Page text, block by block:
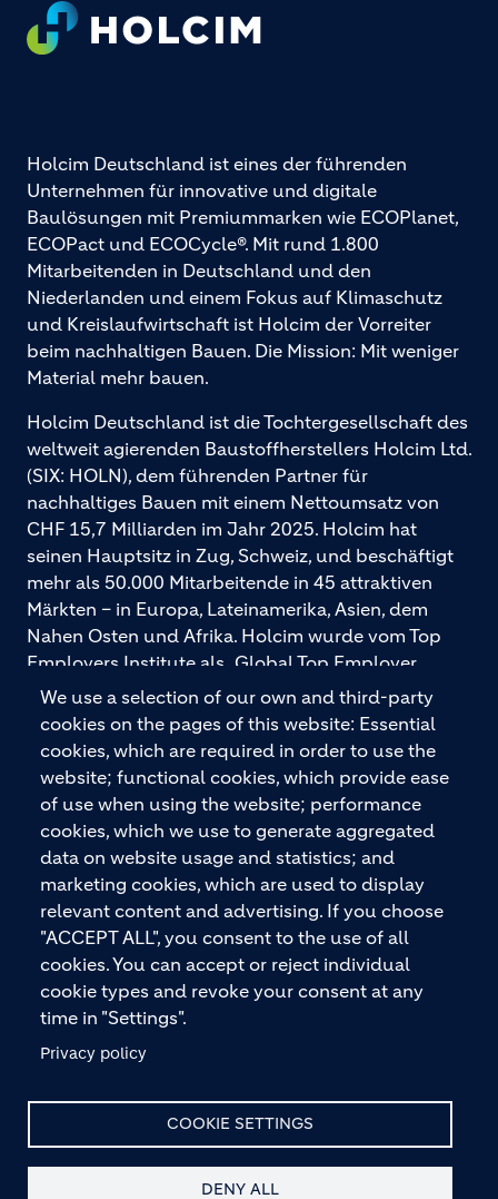
We use a selection of our own and third-party
cookies on the pages of this website: Essential
cookies, which are required in order to use the
website; functional cookies, which provide ease
of use when using the website; performance
cookies, which we use to generate aggregated
data on website usage and statistics; and
marketing cookies, which are used to display
relevant content and advertising. If you choose
"ACCEPT ALL", you consent to the use of all
cookies. You can accept or reject individual
cookie types and revoke your consent at any
time in "Settings".
Privacy policy
COOKIE SETTINGS
DENY ALL
Footer
Holcim Deutschland ist eines der führenden
Unternehmen für innovative und digitale
Baulösungen mit Premiummarken wie ECOPlanet,
ECOPact und ECOCycle®. Mit rund 1.800
Mitarbeitenden in Deutschland und den
Niederlanden und einem Fokus auf Klimaschutz
und Kreislaufwirtschaft ist Holcim der Vorreiter
beim nachhaltigen Bauen. Die Mission: Mit weniger
Material mehr bauen.
Holcim Deutschland ist die Tochtergesellschaft des
weltweit agierenden Baustoffherstellers Holcim Ltd.
(SIX: HOLN), dem führenden Partner für
nachhaltiges Bauen mit einem Nettoumsatz von
CHF 15,7 Milliarden im Jahr 2025. Holcim hat
seinen Hauptsitz in Zug, Schweiz, und beschäftigt
mehr als 50.000 Mitarbeitende in 45 attraktiven
Märkten – in Europa, Lateinamerika, Asien, dem
Nahen Osten und Afrika. Holcim wurde vom Top
Employers Institute als „Global Top Employer
2026“ ausgezeichnet. Holcim bietet hochwertige
Baustoffe und integrierte Baulösungen für den
gesamten Bauprozess – vom Fundament über den
Boden bis zu Wänden und Dächern – mit
Premiummarken wie ECOPact, ECOPlanet,
ECOCycle und Ytong.